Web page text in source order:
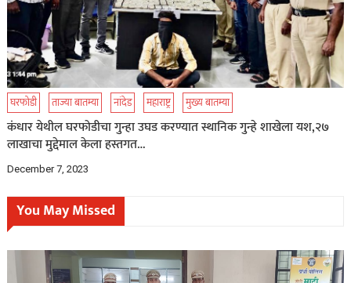
घरफोडी ताज्या बातम्या नांदेड महाराष्ट्र मुख्य बातम्या
कंधार येथील घरफोडीचा गुन्हा उघड करण्यात स्थानिक गुन्हे शाखेला यश,२७
लाखाचा मुद्देमाल केला हस्तगत…
December 7, 2023
You May Missed